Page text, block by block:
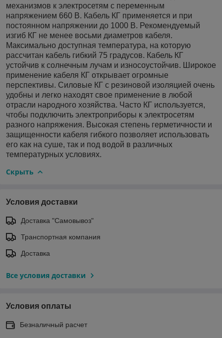
механизмов к электросетям с переменным
напряжением 660 В. Кабель КГ применяется и при
постоянном напряжении до 1000 В. Рекомендуемый
изгиб КГ не менее восьми диаметров кабеля.
Максимально доступная температура, на которую
рассчитан кабель гибкий 75 градусов. Кабель КГ
устойчив к солнечным лучам и износоустойчив. Широкое
применение кабеля КГ открывает огромные
перспективы. Силовые КГ с резиновой изоляцией очень
удобны и легко находят свое применение в любой
отрасли народного хозяйства. Часто КГ используется,
чтобы подключить электроприборы к электросетям
разного напряжения. Высокая степень герметичности и
защищенности кабеля гибкого позволяет использовать
его как на суше, так и под водой в различных
температурных условиях.
Скрыть
Условия доставки
Доставка "Самовывоз"
Транспортная компания
Доставка
Все условия доставки
Условия оплаты
Безналичный расчет